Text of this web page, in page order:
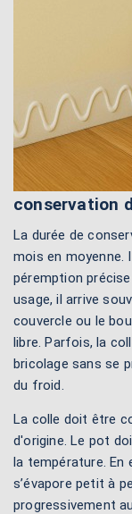
conservation
La durée de
mois en moyenne.
péremption
usage, il arrive
couvercle ou le
libre. Parfois, la
bricolage sans se
du froid.
La colle doit être
d'origine. Le pot
la température. En
s’évapore petit à
progressivement